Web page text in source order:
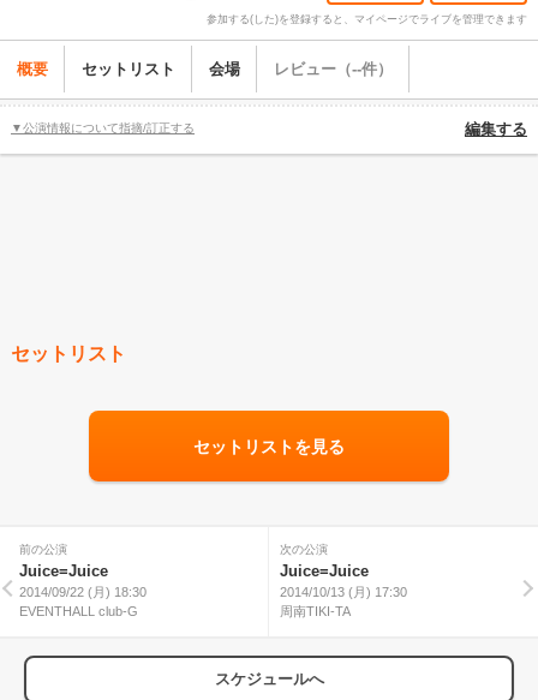
参加する(した)を登録すると、マイページでライブを管理できます
概要 セットリスト 会場 レビュー（--件）
▼公演情報について指摘/訂正する 編集する
セットリスト
セットリストを見る
前の公演
Juice=Juice
2014/09/22 (月) 18:30
EVENTHALL club-G
次の公演
Juice=Juice
2014/10/13 (月) 17:30
周南TIKI-TA
スケジュールへ